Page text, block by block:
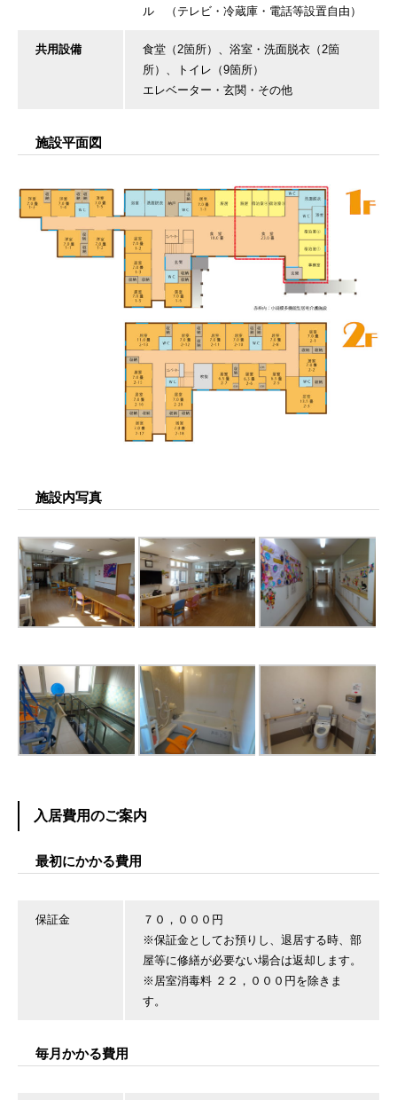
ル （テレビ・冷蔵庫・電話等設置自由）
共用設備
食堂（2箇所）、浴室・洗面脱衣（2箇
所）、トイレ（9箇所）
エレベーター・玄関・その他
施設平面図
施設内写真
入居費用のご案内
最初にかかる費用
保証金
７０，０００円
※保証金としてお預りし、退居する時、部
屋等に修繕が必要ない場合は返却します。
※居室消毒料 ２２，０００円を除きま
す。
毎月かかる費用